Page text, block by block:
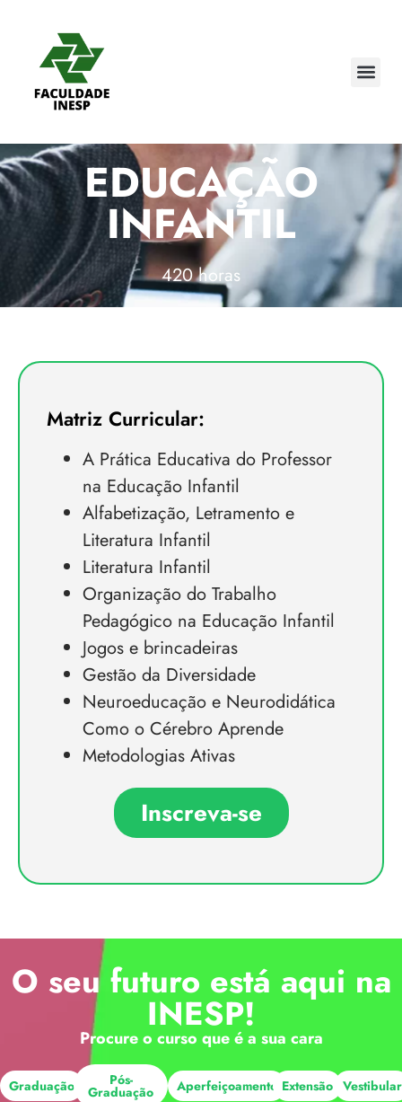
EDUCAÇÃO
INFANTIL
420 horas
Matriz Curricular:
A Prática Educativa do Professor
na Educação Infantil
Alfabetização, Letramento e
Literatura Infantil
Literatura Infantil
Organização do Trabalho
Pedagógico na Educação Infantil
Jogos e brincadeiras
Gestão da Diversidade
Neuroeducação e Neurodidática
Como o Cérebro Aprende
Metodologias Ativas
Inscreva-se
O seu futuro está aqui na
INESP!
Procure o curso que é a sua cara
Graduação Pós-
Graduação Aperfeiçoamento Extensão Vestibular